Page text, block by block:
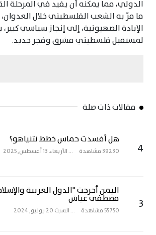
الدولي، مما يمكّنه أن يفيد في المرحلة
ما مرّ به الشعب الفلسطيني خلال
الإبادة الصهيونية، إلى إنجاز سياسي
لمستقبل فلسطيني مشرق وفجر جديد.
مقالات ذات صلة
4
هل أفسدت حماس خطط نتنياهو؟
39230 مشاهدة ...الأربعاء 13 أغسطس, 2025
3
اليمن أحرجت "الدول العربية
مصطفى عياش
55750 مشاهدة ...السبت 20 يوليو, 2024